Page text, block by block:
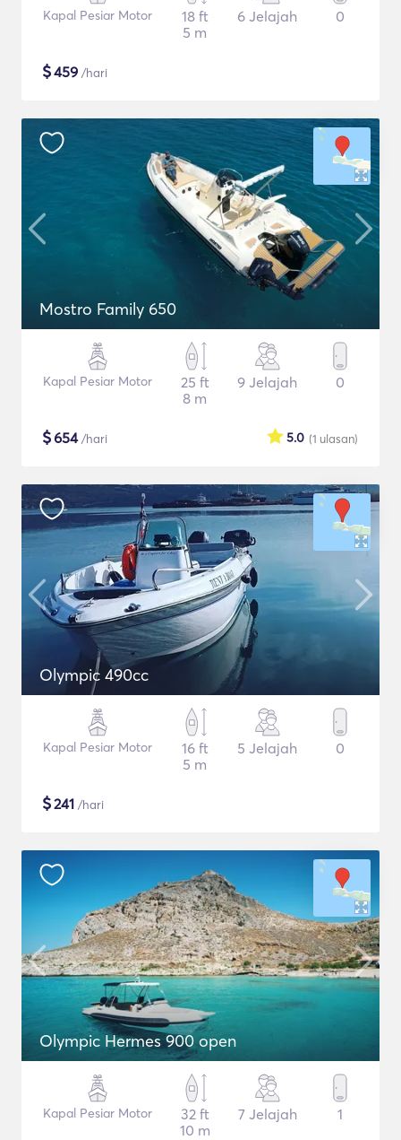
Kapal Pesiar Motor
18 ft
5 m
6 Jelajah 0
$459 /hari
Mostro Family 650
Kapal Pesiar Motor
25 ft
8 m
9 Jelajah 0
$654/hari (1 ulasan)
5.0
Olympic 490cc
Kapal Pesiar Motor
16 ft
5 m
5 Jelajah 0
$241 /hari
Olympic Hermes 900 open
Kapal Pesiar Motor
32 ft
10 m
7 Jelajah 1